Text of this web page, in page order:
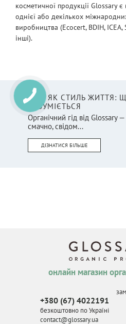
косметичної продукції Glossary є
однієї або декількох
виробництва (Ecocert, BDIH, ICEA,
інші).
ПІСТ ЯК СТИЛЬ ЖИТТЯ:
РОЗУМІЄТЬСЯ
Органічний гід від Glossary
смачно, свідом...
ДІЗНАТИСЯ БІЛЬШЕ
онлайн магазин
+380 (67) 4022191
безкоштовно по Україні
contact@glossary.ua